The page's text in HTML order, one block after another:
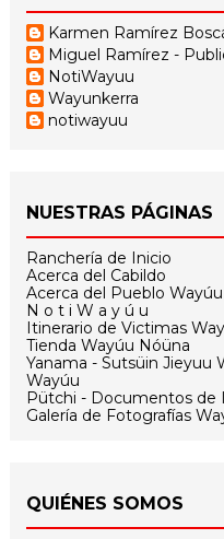
Karmen Ramírez
Miguel Ramírez -
NotiWayuu
Wayunkerra
notiwayuu
NUESTRAS PÁGINAS
Ranchería de Inicio
Acerca del Cabildo
Acerca del Pueblo Wayúu
N o t i W a y ú u
Itinerario de Victimas
Tienda Wayúu Nóüna
Yanama - Sutsüin Jieyuu
Wayúu
Pütchi - Documentos de
Galería de Fotografías
QUIÉNES SOMOS